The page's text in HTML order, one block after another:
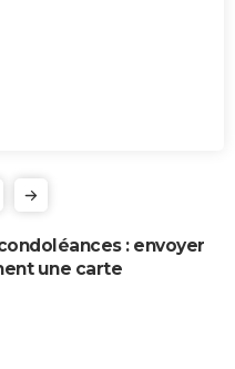
: envoyer
une carte